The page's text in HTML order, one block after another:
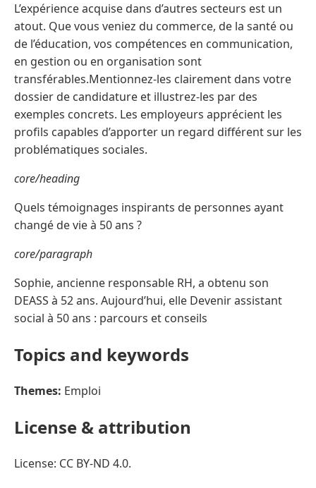
L’expérience acquise dans d’autres secteurs est un
atout. Que vous veniez du commerce, de la santé ou
de l’éducation, vos compétences en communication,
en gestion ou en organisation sont
transférables.Mentionnez-les clairement dans votre
dossier de candidature et illustrez-les par des
exemples concrets. Les employeurs apprécient les
profils capables d’apporter un regard différent sur les
problématiques sociales.
core/heading
Quels témoignages inspirants de personnes ayant
changé de vie à 50 ans ?
core/paragraph
Sophie, ancienne responsable RH, a obtenu son
DEASS à 52 ans. Aujourd’hui, elle Devenir assistant
social à 50 ans : parcours et conseils
Topics and keywords
Themes: Emploi
License & attribution
License: CC BY-ND 4.0.